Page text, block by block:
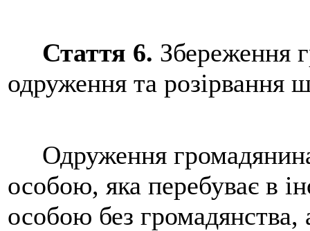
Стаття 6. Збереження
одруження та розірвання
Одруження
особою, яка перебуває в
особою без громадянства,